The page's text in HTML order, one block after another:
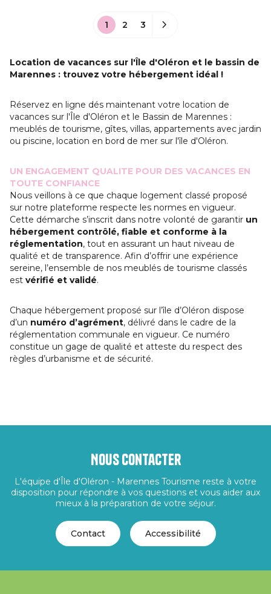
1 2 3
Location de vacances sur l'Île d'Oléron et le bassin de
Marennes : trouvez votre hébergement idéal !
Réservez en ligne dés maintenant votre location de
vacances sur l'Île d'Oléron et le Bassin de Marennes :
meublés de tourisme, gîtes, villas, appartements avec jardin
ou piscine, location en bord de mer sur l'île d'Oléron.
UN ENGAGEMENT QUALITE POUR DES VACANCES EN
TOUTE CONFIANCE
Nous veillons à ce que chaque logement classé proposé
sur notre plateforme respecte les normes en vigueur.
Cette démarche s’inscrit dans notre volonté de garantir un
hébergement contrôlé, fiable et conforme à la
réglementation, tout en assurant un haut niveau de
qualité et de transparence. Afin d’offrir une expérience
sereine, l’ensemble de nos meublés de tourisme classés
est vérifié et validé.
Chaque hébergement proposé sur l’île d’Oléron dispose
d’un numéro d’agrément, délivré dans le cadre de la
réglementation communale en vigueur. Ce numéro
constitue un gage de qualité et atteste du respect des
règles d’urbanisme et de sécurité.
Nous contacter
L'équipe d'Île d'Oléron - Marennes Tourisme reste à votre
disposition pour répondre à vos questions et vous aider aux
mieux à la préparation de votre séjour.
Contact Accessibilité